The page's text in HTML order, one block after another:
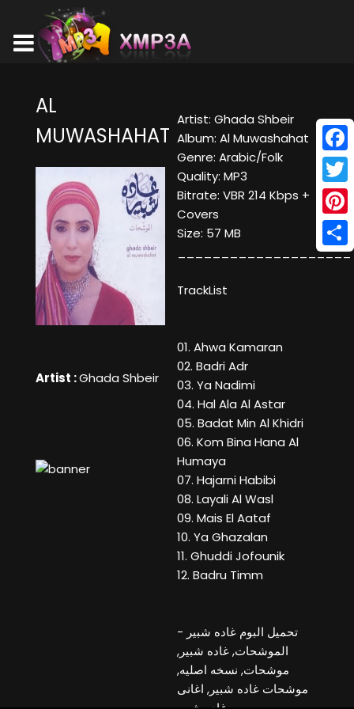
AL
MUWASHAHAT
Artist :Ghada Shbeir
Artist: Ghada Shbeir
Album: Al Muwashahat
Genre: Arabic/Folk
Quality: MP3
Bitrate: VBR 214 Kbps +
Covers
Size: 57 MB
____________________
TrackList
01. Ahwa Kamaran
02. Badri Adr
03. Ya Nadimi
04. Hal Ala Al Astar
05. Badat Min Al Khidri
06. Kom Bina Hana Al
Humaya
07. Hajarni Habibi
08. Layali Al Wasl
09. Mais El Aataf
10. Ya Ghazalan
11. Ghuddi Jofounik
12. Badru Timm
تحميل البوم غاده شبير -
الموشحات, غاده شبير,
موشحات, نسخه اصليه,
موشحات غاده شبير, اغانى